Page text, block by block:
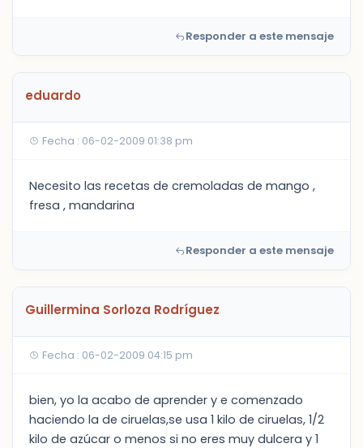
Responder a este mensaje
eduardo
Fecha : 06-02-2009 01:38 pm
Necesito las recetas de cremoladas de mango ,
fresa , mandarina
Responder a este mensaje
Guillermina Sorloza Rodríguez
Fecha : 06-02-2009 04:15 pm
bien, yo la acabo de aprender y e comenzado
haciendo la de ciruelas,se usa 1 kilo de ciruelas, 1/2
kilo de azúcar o menos si no eres muy dulcera y 1